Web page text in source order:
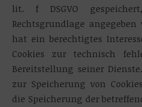
lit. f DSGVO
Rechtsgrundlage
hat ein berechtigtes
Cookies zur technisch
Bereitstellung seiner
zur Speicherung von
die Speicherung der